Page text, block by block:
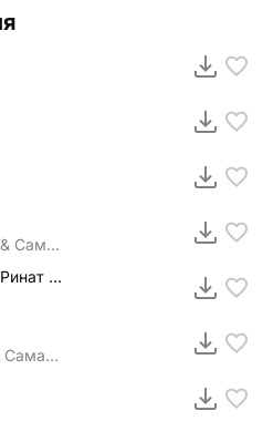
Акылбек Жеменей & Самал тобы
Студенттiк омiр (ft.Ринат Зайыт)
Серік Ибрагимов & Самал тобы